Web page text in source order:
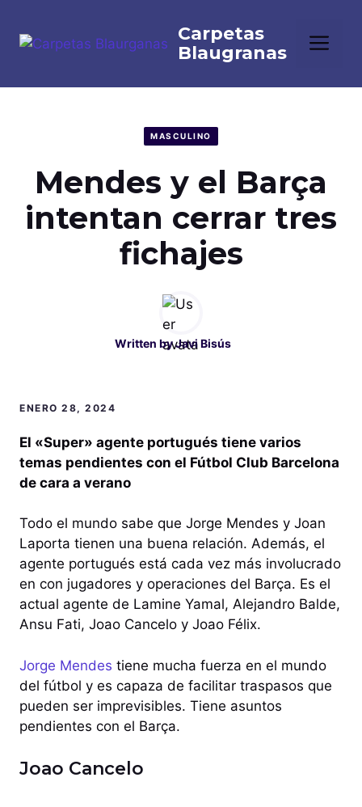
contenido
MASCULINO
Mendes y el Barça
intentan cerrar tres
fichajes
Written byJavi Bisús
ENERO 28, 2024
El «Super» agente portugués tiene varios
temas pendientes con el Fútbol Club Barcelona
de cara a verano
Todo el mundo sabe que Jorge Mendes y Joan
Laporta tienen una buena relación. Además, el
agente portugués está cada vez más involucrado
en con jugadores y operaciones del Barça. Es el
actual agente de Lamine Yamal, Alejandro Balde,
Ansu Fati, Joao Cancelo y Joao Félix.
Jorge Mendes tiene mucha fuerza en el mundo
del fútbol y es capaza de facilitar traspasos que
pueden ser imprevisibles. Tiene asuntos
pendientes con el Barça.
Joao Cancelo